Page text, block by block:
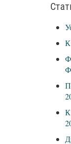
К
К